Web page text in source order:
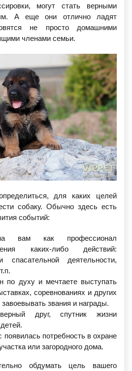
могут стать верными
А еще они отлично ладят
не просто домашними
членами семьи.
для каких целей
собаку. Обычно здесь есть
событий:
вам как профессионал
каких-либо действий:
спасательной деятельности,
по духу и мечтаете выступать
соревнованиях и других
звания и награды.
друг, спутник жизни
появилась потребность в охране
или загородного дома.
обдумать цель вашего